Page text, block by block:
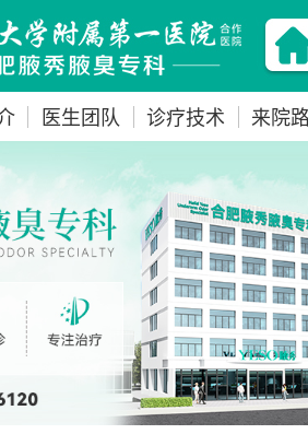
医生团队 诊疗技术 来院